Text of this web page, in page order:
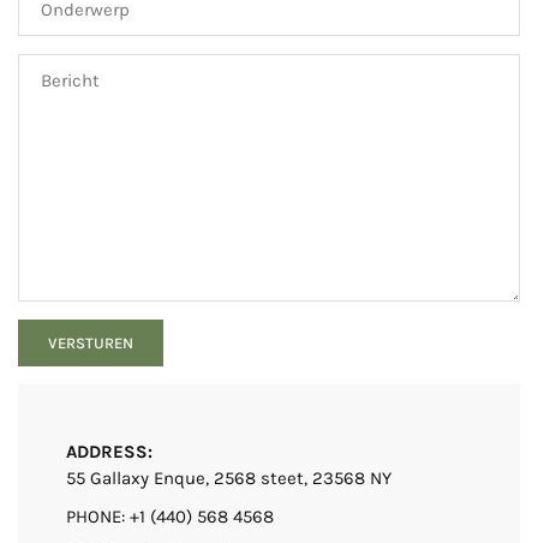
ADDRESS:
55 Gallaxy Enque, 2568 steet, 23568 NY
PHONE: +1 (440) 568 4568